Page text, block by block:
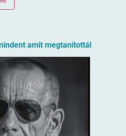
amit megtanítottál